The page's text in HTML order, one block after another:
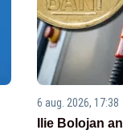
6 aug. 2026, 17:38
Ilie Bolojan